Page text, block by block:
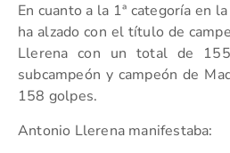
En cuanto a la 1ª categoría en
ha alzado con el título de
Llerena con un total de
subcampeón y campeón de
158 golpes.
Antonio Llerena manifestaba: